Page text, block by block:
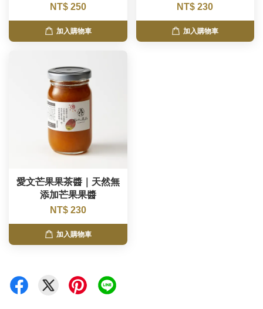
NT$ 250
加入購物車
NT$ 230
加入購物車
愛文芒果果茶醬｜天然無
添加芒果果醬
NT$ 230
加入購物車